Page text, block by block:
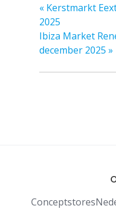
« Kerstmarkt
2025
Ibiza Market
december 2025 »